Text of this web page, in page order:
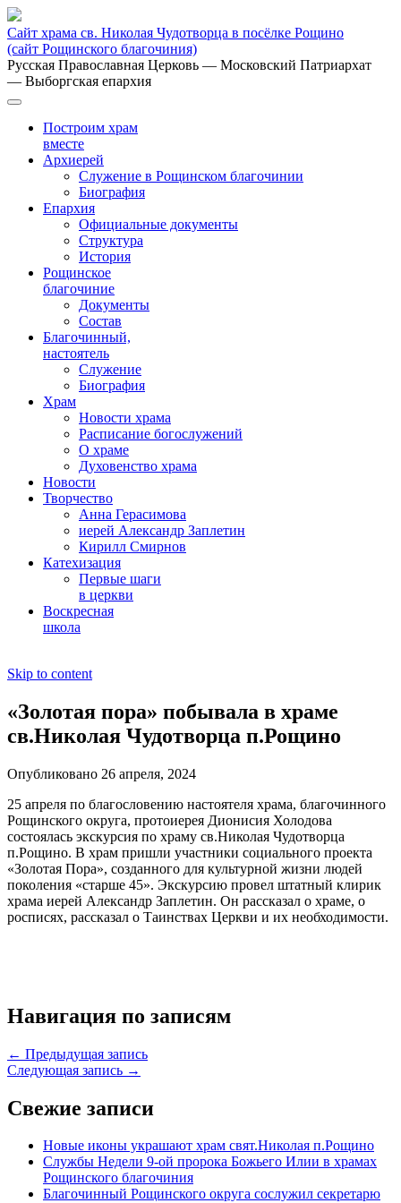
Сайт храма св. Николая Чудотворца в посёлке Рощино
(сайт Рощинского благочиния)
Русская Православная Церковь — Московский Патриархат
— Выборгская епархия
Построим храм
вместе
Архиерей
Служение в Рощинском благочинии
Биография
Епархия
Официальные документы
Структура
История
Рощинское
благочиние
Документы
Состав
Благочинный,
настоятель
Служение
Биография
Храм
Новости храма
Расписание богослужений
О храме
Духовенство храма
Новости
Творчество
Анна Герасимова
иерей Александр Заплетин
Кирилл Смирнов
Катехизация
Первые шаги
в церкви
Воскресная
школа
Skip to content
«Золотая пора» побывала в храме
св.Николая Чудотворца п.Рощино
Опубликовано 26 апреля, 2024
25 апреля по благословению настоятеля храма, благочинного
Рощинского округа, протоиерея Дионисия Холодова
состоялась экскурсия по храму св.Николая Чудотворца
п.Рощино. В храм пришли участники социального проекта
«Золотая Пора», созданного для культурной жизни людей
поколения «старше 45». Экскурсию провел штатный клирик
храма иерей Александр Заплетин. Он рассказал о храме, о
росписях, рассказал о Таинствах Церкви и их необходимости.
Навигация по записям
← Предыдущая запись
Следующая запись →
Свежие записи
Новые иконы украшают храм свят.Николая п.Рощино
Службы Недели 9-ой пророка Божьего Илии в храмах
Рощинского благочиния
Благочинный Рощинского округа сослужил секретарю